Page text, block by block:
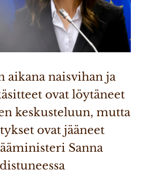
aikana naisvihan ja
ovat löytäneet
keskusteluun, mutta
ovat jääneet
Sanna